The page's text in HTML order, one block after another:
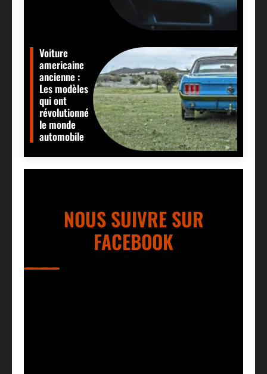
Voiture
americaine
ancienne :
Les modèles
qui ont
révolutionné
le monde
automobile
NOUS SUIVRE SUR
FACEBOOK